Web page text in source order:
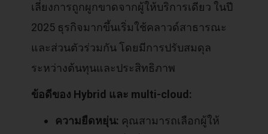
เลี่ยงการถูกผูกขาดจากผู้ให้บริการเดียว ในปี
2025 ธุรกิจมากขึ้นเริ่มใช้คลาวด์สาธารณะ
และส่วนตัวร่วมกัน โดยมีการปรับสมดุล
ระหว่างต้นทุนและประสิทธิภาพ
ข้อดีของ Hybrid และ multi-cloud:
ความยืดหยุ่น: คุณสามารถเลือกผู้ให้